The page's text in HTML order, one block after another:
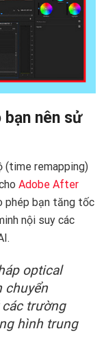
bạn nên sử
(time remapping)
Adobe After
phép bạn tăng tốc
nội suy các
optical
chuyển
trường
hình trung